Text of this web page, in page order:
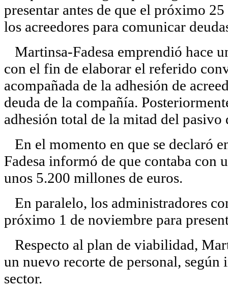
presentar antes de que el próximo
los acreedores para comunicar
Martinsa-Fadesa emprendió hace
con el fin de elaborar el referido
acompañada de la adhesión de
deuda de la compañía.
adhesión total de la mitad del pasivo
En el momento en que se declaró
Fadesa informó de que contaba con
unos 5.200 millones de euros.
En paralelo, los administradores
próximo 1 de noviembre para
Respecto al plan de viabilidad,
un nuevo recorte de personal,
sector.